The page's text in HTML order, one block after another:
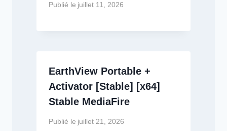
Publié le juillet 11, 2026
EarthView Portable +
Activator [Stable] [x64]
Stable MediaFire
Publié le juillet 21, 2026